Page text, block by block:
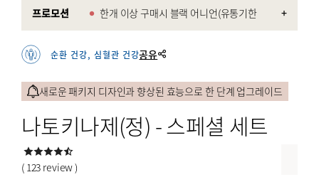
프로모션
한개 이상 구매시 블랙 어니언(유통기한
2027-10) 증정.
+
순환 건강, 심혈관 건강공유
새로운 패키지 디자인과 향상된 효능으로 한 단계 업그레이드
나토키나제(정) - 스페셜 세트
( 123 review )
전통해산물
꽃배달
과일
from price
$